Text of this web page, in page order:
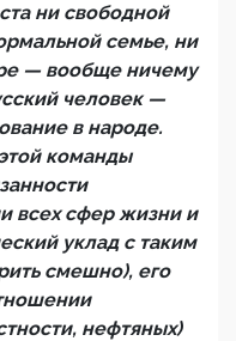
ни свободной
семье, ни
— вообще ничему
человек —
в народе.
команды
всех сфер жизни и
уклад с таким
смешно), его
нефтяных)